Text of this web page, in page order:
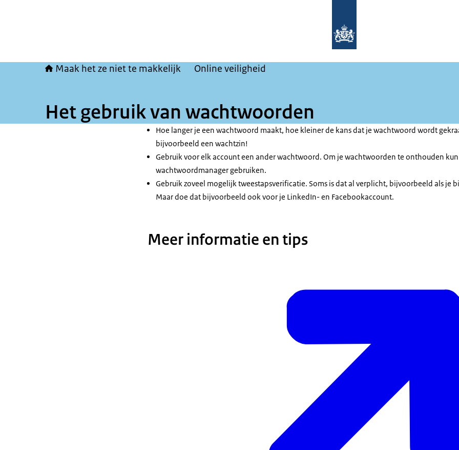
Maak het ze niet te makkelijk Online veiligheid
Het gebruik van wachtwoorden
Hoe langer je een wachtwoord maakt, hoe kleiner de kans dat je wachtwoord wordt
bijvoorbeeld een wachtzin!
Gebruik voor elk account een ander wachtwoord. Om je wachtwoorden te onthouden
wachtwoordmanager gebruiken.
Gebruik zoveel mogelijk tweestapsverificatie. Soms is dat al verplicht, bijvoorbeeld als je
Maar doe dat bijvoorbeeld ook voor je LinkedIn- en Facebookaccount.
Meer informatie en tips